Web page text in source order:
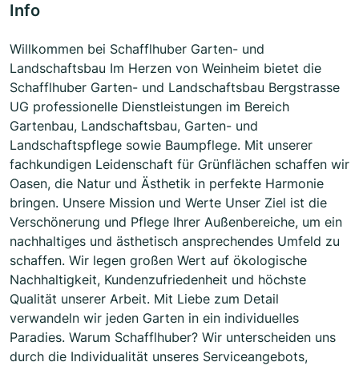
Info
Willkommen bei Schafflhuber Garten- und
Landschaftsbau Im Herzen von Weinheim bietet die
Schafflhuber Garten- und Landschaftsbau Bergstrasse
UG professionelle Dienstleistungen im Bereich
Gartenbau, Landschaftsbau, Garten- und
Landschaftspflege sowie Baumpflege. Mit unserer
fachkundigen Leidenschaft für Grünflächen schaffen wir
Oasen, die Natur und Ästhetik in perfekte Harmonie
bringen. Unsere Mission und Werte Unser Ziel ist die
Verschönerung und Pflege Ihrer Außenbereiche, um ein
nachhaltiges und ästhetisch ansprechendes Umfeld zu
schaffen. Wir legen großen Wert auf ökologische
Nachhaltigkeit, Kundenzufriedenheit und höchste
Qualität unserer Arbeit. Mit Liebe zum Detail
verwandeln wir jeden Garten in ein individuelles
Paradies. Warum Schafflhuber? Wir unterscheiden uns
durch die Individualität unseres Serviceangebots,